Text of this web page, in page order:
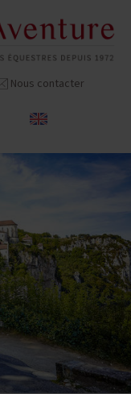
Nous contacter